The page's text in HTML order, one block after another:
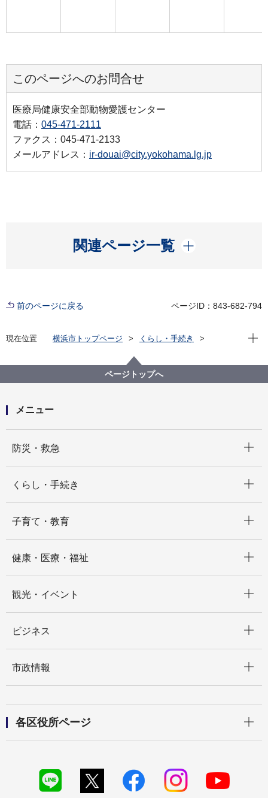
このページへのお問合せ
医療局健康安全部動物愛護センター
電話： 045-471-2111
ファクス：045-471-2133
メールアドレス： ir-douai@city.yokohama.lg.jp
関連ページ一覧
開く
前のページに戻る ページID：843-682-794
現在位置 横浜市トップページ
くらし・手続き
セミナー・イベント情報
【セミナー・イベントカレンダー】
現在
ページトップへ
メニュー
防災・救急
くらし・手続き
子育て・教育
健康・医療・福祉
観光・イベント
ビジネス
市政情報
各区役所ページ